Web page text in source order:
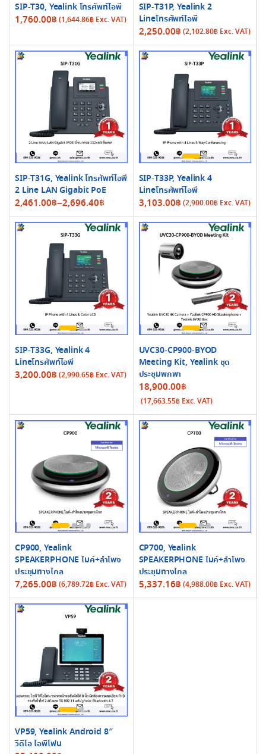
SIP-T30, Yealink โทรศัพท์ไอพี
1,760.00฿ (1,644.86฿ Exc. VAT)
SIP-T31P, Yealink 2
Lineโทรศัพท์ไอพี
2,250.00฿ (2,102.80฿Exc. VAT)
SIP-T31G, Yealink โทรศัพท์ไอพี
2 Line LAN Gigabit PoE
2,461.00฿–2,696.40฿
Price
range:
2,461.00฿
through
2,696.40฿
SIP-T33P, Yealink 4
Lineโทรศัพท์ไอพี
3,103.00฿ (2,900.00฿Exc. VAT)
SIP-T33G, Yealink 4
Lineโทรศัพท์ไอพี
3,200.00฿ (2,990.65฿ Exc. VAT)
UVC30-CP900-BYOD
Meeting Kit, Yealink ชุด
ประชุมพกพา
18,900.00฿
(17,663.55฿Exc. VAT)
CP900, Yealink
SPEAKERPHONE ไมค์+ลำโพง
ประชุมทางไกล
7,265.00฿ (6,789.72฿ Exc. VAT)
CP700, Yealink
SPEAKERPHONE ไมค์+ลำโพง
ประชุมทางไกล
5,337.16฿ (4,988.00฿Exc. VAT)
VP59, Yealink Android 8″
วีดีโอ ไอพีโฟน